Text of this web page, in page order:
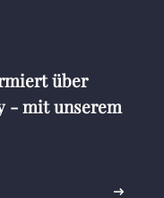
über
- mit unserem